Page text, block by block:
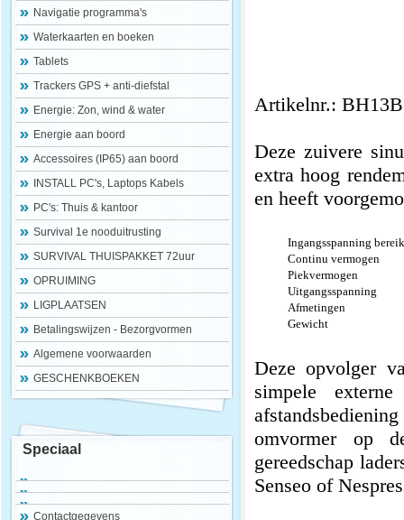
Navigatie programma's
Waterkaarten en boeken
Tablets
Trackers GPS + anti-diefstal
Energie: Zon, wind & water
Energie aan boord
Accessoires (IP65) aan boord
INSTALL PC's, Laptops Kabels
PC's: Thuis & kantoor
Survival 1e nooduitrusting
SURVIVAL THUISPAKKET 72uur
OPRUIMING
LIGPLAATSEN
Betalingswijzen - Bezorgvormen
Algemene voorwaarden
GESCHENKBOEKEN
Speciaal
Contactgegevens
Artikelnr.:
Deze zuivere
extra hoog
en heeft
Ingangsspanning bereik
Continu vermogen
Piekvermogen
Uitgangsspanning
Afmetingen
Gewicht
Deze opvolger
simpele
omvormer op
gereedschap
Senseo of